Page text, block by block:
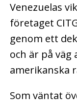
Venezuelas
företaget
genom ett
och är på
amerikanska
Som väntat